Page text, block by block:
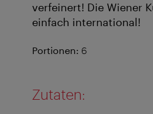
verfeinert! Die Wiener
einfach international!
Portionen: 6
Zutaten: